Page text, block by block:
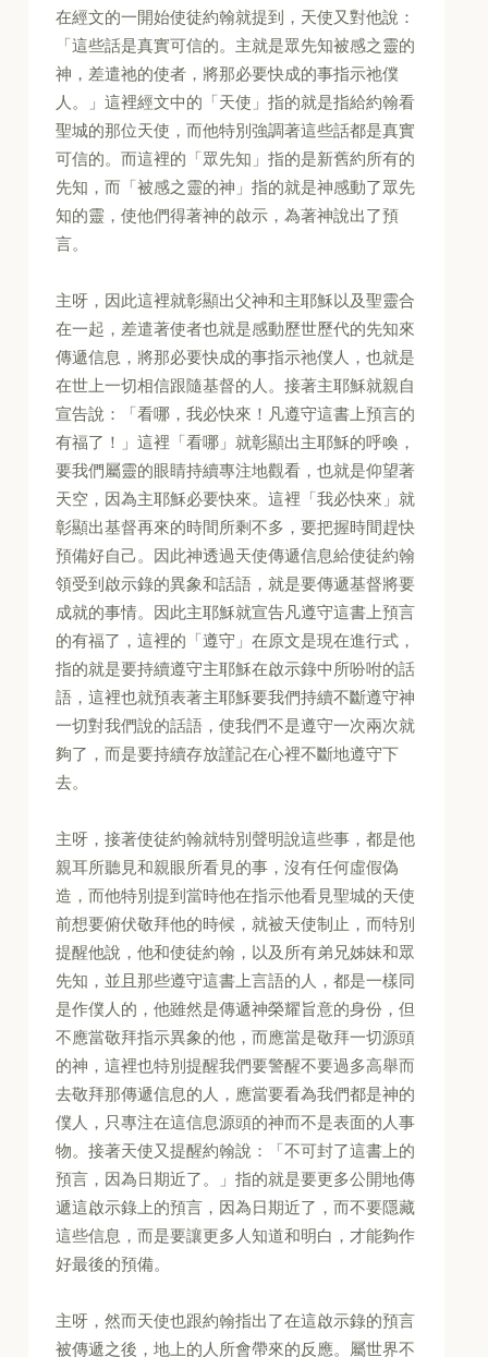
在經文的一開始使徒約翰就提到，天使又對他說：
「這些話是真實可信的。主就是眾先知被感之靈的
神，差遣祂的使者，將那必要快成的事指示祂僕
人。」這裡經文中的「天使」指的就是指給約翰看
聖城的那位天使，而他特別強調著這些話都是真實
可信的。而這裡的「眾先知」指的是新舊約所有的
先知，而「被感之靈的神」指的就是神感動了眾先
知的靈，使他們得著神的啟示，為著神說出了預
言。
主呀，因此這裡就彰顯出父神和主耶穌以及聖靈合
在一起，差遣著使者也就是感動歷世歷代的先知來
傳遞信息，將那必要快成的事指示祂僕人，也就是
在世上一切相信跟隨基督的人。接著主耶穌就親自
宣告說：「看哪，我必快來！凡遵守這書上預言的
有福了！」這裡「看哪」就彰顯出主耶穌的呼喚，
要我們屬靈的眼睛持續專注地觀看，也就是仰望著
天空，因為主耶穌必要快來。這裡「我必快來」就
彰顯出基督再來的時間所剩不多，要把握時間趕快
預備好自己。因此神透過天使傳遞信息給使徒約翰
領受到啟示錄的異象和話語，就是要傳遞基督將要
成就的事情。因此主耶穌就宣告凡遵守這書上預言
的有福了，這裡的「遵守」在原文是現在進行式，
指的就是要持續遵守主耶穌在啟示錄中所吩咐的話
語，這裡也就預表著主耶穌要我們持續不斷遵守神
一切對我們說的話語，使我們不是遵守一次兩次就
夠了，而是要持續存放謹記在心裡不斷地遵守下
去。
主呀，接著使徒約翰就特別聲明說這些事，都是他
親耳所聽見和親眼所看見的事，沒有任何虛假偽
造，而他特別提到當時他在指示他看見聖城的天使
前想要俯伏敬拜他的時候，就被天使制止，而特別
提醒他說，他和使徒約翰，以及所有弟兄姊妹和眾
先知，並且那些遵守這書上言語的人，都是一樣同
是作僕人的，他雖然是傳遞神榮耀旨意的身份，但
不應當敬拜指示異象的他，而應當是敬拜一切源頭
的神，這裡也特別提醒我們要警醒不要過多高舉而
去敬拜那傳遞信息的人，應當要看為我們都是神的
僕人，只專注在這信息源頭的神而不是表面的人事
物。接著天使又提醒約翰說：「不可封了這書上的
預言，因為日期近了。」指的就是要更多公開地傳
遞這啟示錄上的預言，因為日期近了，而不要隱藏
這些信息，而是要讓更多人知道和明白，才能夠作
好最後的預備。
主呀，然而天使也跟約翰指出了在這啟示錄的預言
被傳遞之後，地上的人所會帶來的反應。屬世界不